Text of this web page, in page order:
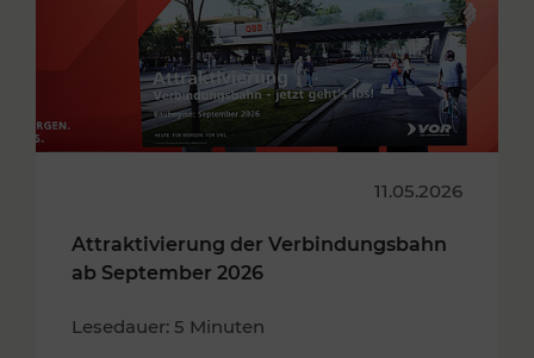
11.05.2026
Attraktivierung der Verbindungsbahn
ab September 2026
Lesedauer: 5 Minuten